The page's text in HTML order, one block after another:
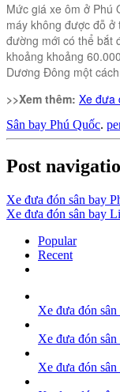
Mức giá xe ôm ở Phú
máy không được đỗ
đường mới có thể bắt
khoảng khoảng
Dương Đông một
>>Xem thêm: Xe đưa
Sân bay Phú Quốc.
Post
Xe đưa đón sân bay
Xe đưa đón sân bay
Popular
Recent
Xe đưa đón
Xe đưa đón
Xe đưa đón